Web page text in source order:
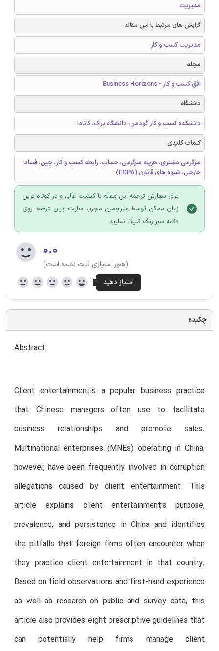
مدیریت
گرایش های مرتبط با این مقاله
مدیریت کسب و کار
مجله
افق کسب و کار - Business Horizons
دانشگاه
دانشکده کسب و کار گودمن، دانشگاه براک، کانادا
کلمات کلیدی
سرگرمی مشتری، هزینه سرگرمی، حساب، رابطه کسب و کار، چین، فساد
خارجی، شیوه های قانون (FCPA)
برای سفارش ترجمه این مقاله با کیفیت عالی و در کوتاه ترین
زمان ممکن توسط مترجمین مجرب سایت ایران عرضه؛ روی
دکمه سبز رنگ کلیک نمایید.
۰.۰
(هنوز امتیازی ثبت نشده است)
چکیده
Abstract
Client entertainmentis a popular business practice
that Chinese managers often use to facilitate
business relationships and promote sales.
Multinational enterprises (MNEs) operating in China,
however, have been frequently involved in corruption
allegations caused by client entertainment. This
article explains client entertainment’s purpose,
prevalence, and persistence in China and identifies
the pitfalls that foreign firms often encounter when
they practice client entertainment in that country.
Based on field observations and first-hand experience
as well as research on public and survey data, this
article also provides eight prescriptive guidelines that
can potentially help firms manage client